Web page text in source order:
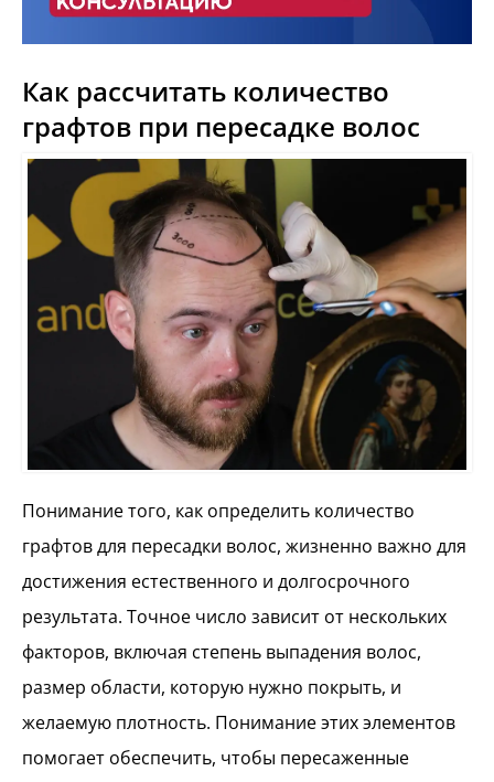
Как рассчитать количество
графтов при пересадке волос
Понимание того, как определить количество
графтов для пересадки волос, жизненно важно для
достижения естественного и долгосрочного
результата. Точное число зависит от нескольких
факторов, включая степень выпадения волос,
размер области, которую нужно покрыть, и
желаемую плотность. Понимание этих элементов
помогает обеспечить, чтобы пересаженные